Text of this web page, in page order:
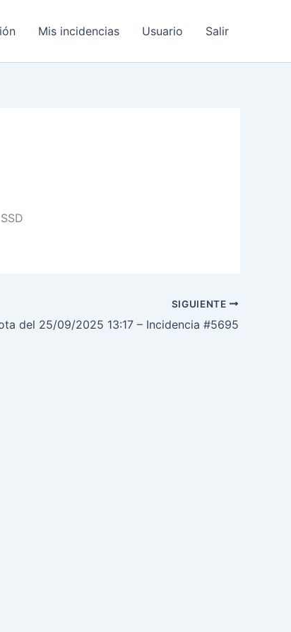
Mis incidencias Usuario Salir
SIGUIENTE
del 25/09/2025 13:17 – Incidencia #5695